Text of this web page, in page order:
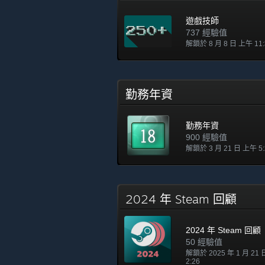
遊戲技師
737 經驗值
解鎖於 8 月 8 日 上午
勤務年資
勤務年資
900 經驗值
解鎖於 3 月 21 日 上午
2024 年 Steam 回顧
2024 年 Steam 回顧
50 經驗值
解鎖於 2025 年 1 月 21
2:26